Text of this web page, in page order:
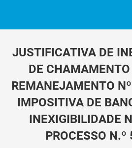
JUSTIFICATIVA DE
DE
REMANEJAMENTO
IMPOSITIVA DE
INEXIGIBILIDADE
PROCESSO